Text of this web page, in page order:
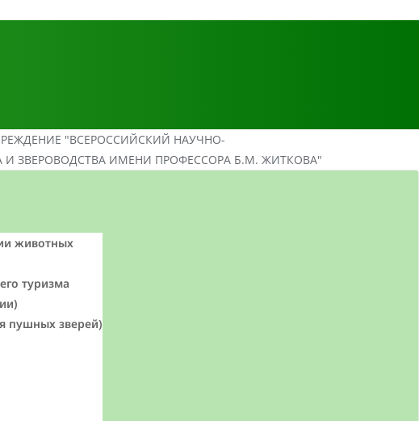
"ВСЕРОССИЙСКИЙ НАУЧНО-
ЗВЕРОВОДСТВА ИМЕНИ ПРОФЕССОРА Б.М. ЖИТКОВА"
животных
туризма
пушных зверей)